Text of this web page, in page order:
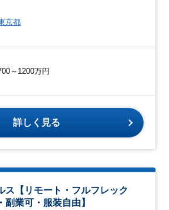
京都
～1200万円
詳しく見る
ス【リモート・フルフレック
副業可・服装自由】